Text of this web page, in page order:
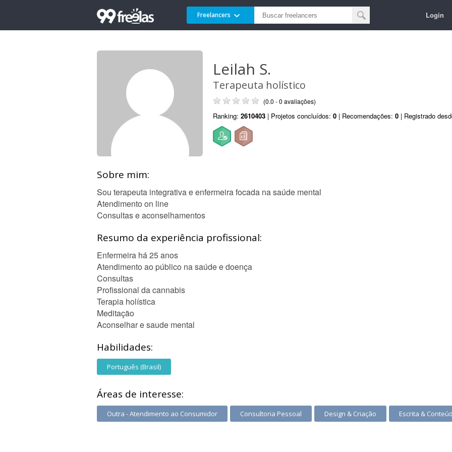
Freelancers Login
Leilah S.
Terapeuta holístico
(0.0 - 0 avaliações)
Ranking: 2610403 | Projetos concluídos: 0 | Recomendações: 0 | Registrado
Sobre mim:
Sou terapeuta integrativa e enfermeira focada na saúde mental
Atendimento on line
Consultas e aconselhamentos
Resumo da experiência profissional:
Enfermeira há 25 anos
Atendimento ao público na saúde e doença
Consultas
Profissional da cannabis
Terapia holística
Meditação
Aconselhar e saude mental
Habilidades:
Português (Brasil)
Áreas de interesse:
Outra - Atendimento ao Consumidor Consultoria Pessoal Design & Criação Escrita &